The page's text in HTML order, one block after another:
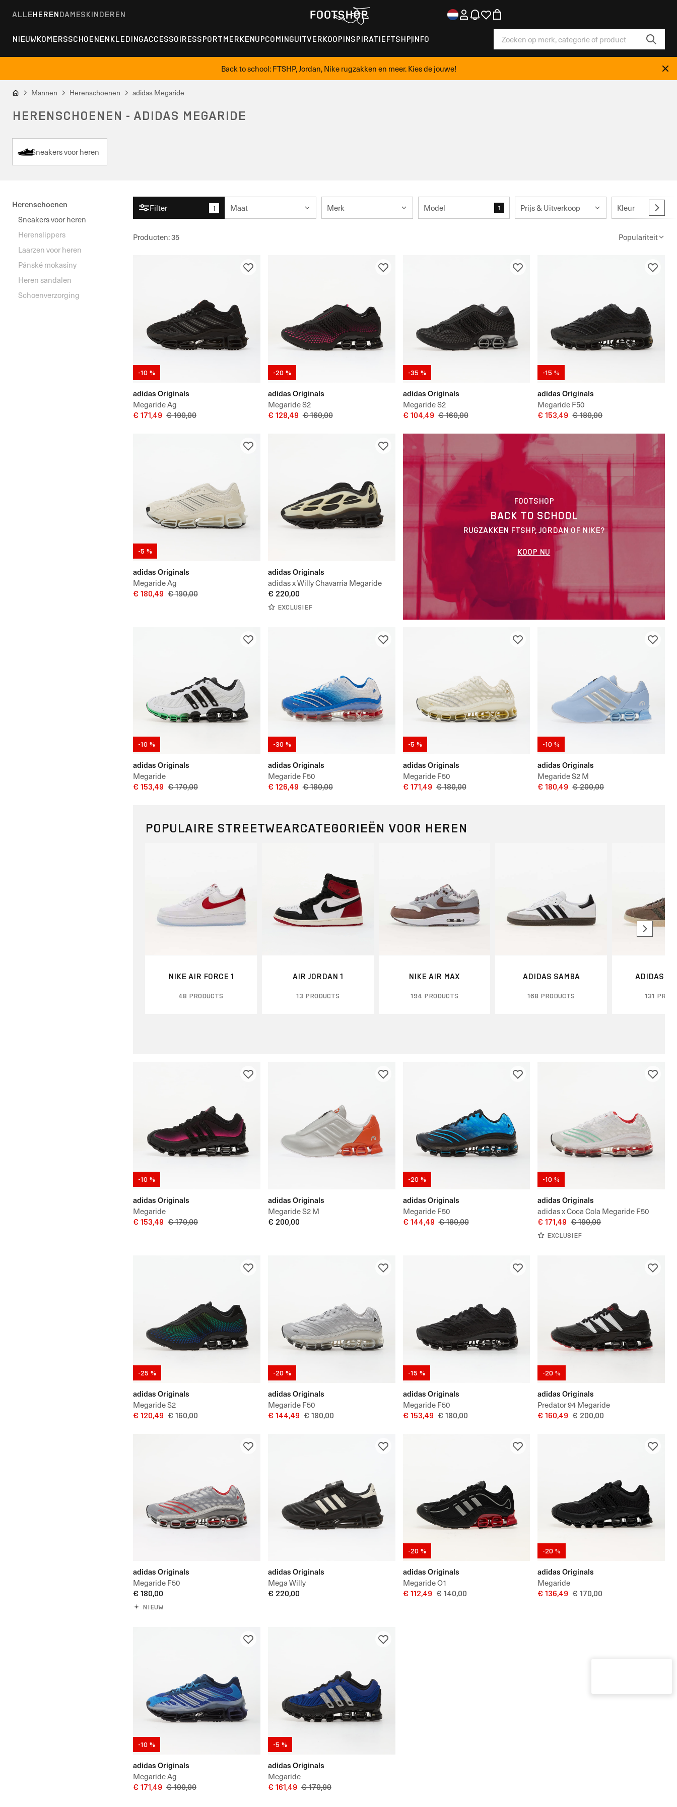
ALLEHERENDAMESKINDEREN
NIEUWKOMERSSCHOENENKLEDINGACCESSOIRESSPORTMERKENUPCOMINGUITVERKOOPINSPIRATIEFTSHP INFO
Back to school: FTSHP, Jordan, Nike rugzakken en meer. Kies de jouwe!
Mannen Herenschoenen adidas Megaride
HERENSCHOENEN - ADIDAS MEGARIDE
Sneakers voor heren
Herenschoenen
Sneakers voor heren
Herenslippers
Laarzen voor heren
Pánské mokasíny
Heren sandalen
Schoenverzorging
Filter 1 Maat Merk Model 1 Prijs & Uitverkoop Kleur
Producten:35 Populariteit
-10 %
adidas Originals
Megaride Ag
€ 171,49 € 190,00
-20 %
adidas Originals
Megaride S2
€ 128,49 € 160,00
-35 %
adidas Originals
Megaride S2
€ 104,49 € 160,00
-15 %
adidas Originals
Megaride F50
€ 153,49 € 180,00
-5 %
adidas Originals
Megaride Ag
€ 180,49 € 190,00
adidas Originals
adidas x Willy Chavarria Megaride
Low
€ 220,00
EXCLUSIEF
-10 %
adidas Originals
Megaride
€ 153,49 € 170,00
-30 %
adidas Originals
Megaride F50
€ 126,49 € 180,00
-5 %
adidas Originals
Megaride F50
€ 171,49 € 180,00
-10 %
adidas Originals
Megaride S2 M
€ 180,49 € 200,00
-10 %
adidas Originals
Megaride
€ 153,49 € 170,00
adidas Originals
Megaride S2 M
€ 200,00
-20 %
adidas Originals
Megaride F50
€ 144,49 € 180,00
-10 %
adidas Originals
adidas x Coca Cola Megaride F50
€ 171,49 € 190,00
EXCLUSIEF
-25 %
adidas Originals
Megaride S2
€ 120,49 € 160,00
-20 %
adidas Originals
Megaride F50
€ 144,49 € 180,00
-15 %
adidas Originals
Megaride F50
€ 153,49 € 180,00
-20 %
adidas Originals
Predator 94 Megaride
€ 160,49 € 200,00
adidas Originals
Megaride F50
€ 180,00
NIEUW
adidas Originals
Mega Willy
€ 220,00
-20 %
adidas Originals
Megaride O1
€ 112,49 € 140,00
-20 %
adidas Originals
Megaride
€ 136,49 € 170,00
-10 %
adidas Originals
Megaride Ag
€ 171,49 € 190,00
-5 %
adidas Originals
Megaride
€ 161,49 € 170,00
FOOTSHOP
BACK TO SCHOOL
RUGZAKKEN FTSHP, JORDAN OF NIKE?
KOOP NU
POPULAIRE STREETWEARCATEGORIEËN VOOR HEREN
NIKE AIR FORCE 1
48 PRODUCTS
AIR JORDAN 1
13 PRODUCTS
NIKE AIR MAX
194 PRODUCTS
ADIDAS SAMBA
168 PRODUCTS
ADIDAS
131